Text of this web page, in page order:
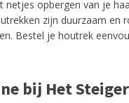
netjes opbergen van je
zijn duurzaam
Bestel je houtrek
bij Het